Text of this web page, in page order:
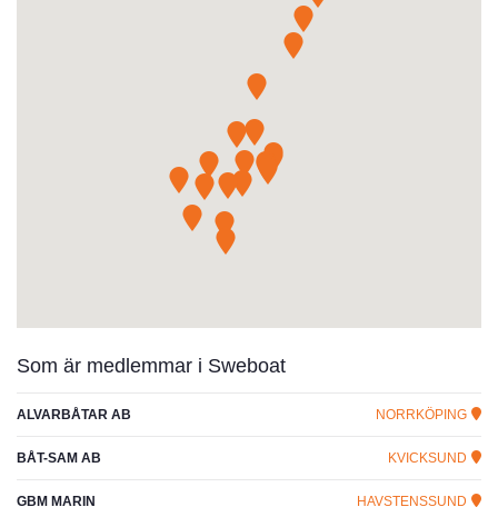
Som är medlemmar i Sweboat
ALVARBÅTAR AB NORRKÖPING
BÅT-SAM AB KVICKSUND
GBM MARIN HAVSTENSSUND